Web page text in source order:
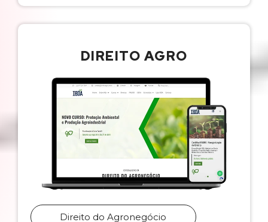
DIREITO AGRO
Direito do Agronegócio